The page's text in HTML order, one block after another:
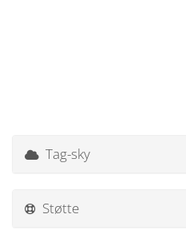
Tag-sky
Støtte